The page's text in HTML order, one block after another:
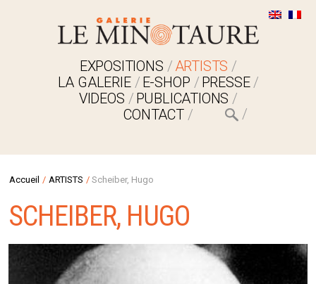
EXPOSITIONS
ARTISTS
LA GALERIE
E-SHOP
PRESSE
VIDEOS
PUBLICATIONS
CONTACT
Accueil / ARTISTS / Scheiber, Hugo
SCHEIBER, HUGO